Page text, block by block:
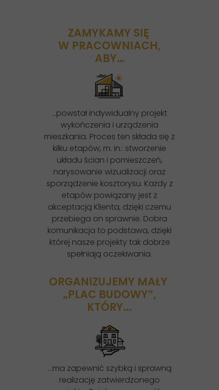
…ma zapewnić szybką i sprawną
realizację zatwierdzonego
ORGANIZUJEMY MAŁY
„PLAC BUDOWY”,
KTÓRY...
…powstał indywidualny projekt
wykończenia i urządzenia
mieszkania. Proces ten składa się z
kilku etapów, m. in.: stworzenie
układu ścian i pomieszczeń,
narysowanie wizualizacji oraz
sporządzenie kosztorysu. Każdy z
etapów powiązany jest z
akceptacją Klienta, dzięki czemu
przebiega on sprawnie. Dobra
komunikacja to podstawa, dzięki
której nasze projekty tak dobrze
spełniają oczekiwania.
ZAMYKAMY SIĘ
W PRACOWNIACH,
ABY…